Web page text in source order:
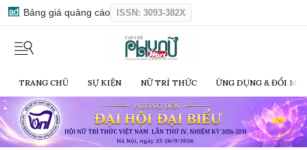
Bảng giá quảng cáo ISSN: 3093-382X
TRANG CHỦ SỰ KIỆN NỮ TRÍ THỨC ỨNG DỤNG & ĐỔI